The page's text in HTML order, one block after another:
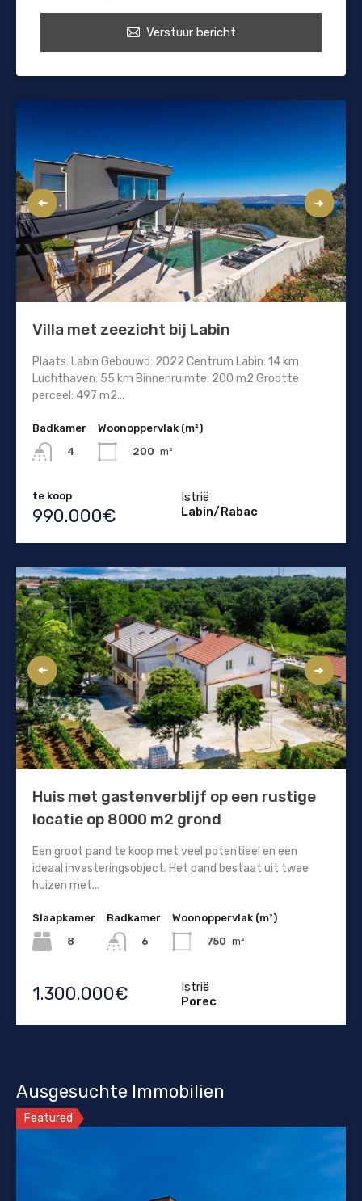
Verstuur bericht
Villa met zeezicht bij Labin
Plaats: Labin Gebouwd: 2022 Centrum Labin: 14 km
Luchthaven: 55 km Binnenruimte: 200 m2 Grootte
perceel: 497 m2...
Badkamer
4
Woonoppervlak (m²)
200 m²
te koop
990.000€
Istrië
Labin/Rabac
Huis met gastenverblijf op een rustige
locatie op 8000 m2 grond
Een groot pand te koop met veel potentieel en een
ideaal investeringsobject. Het pand bestaat uit twee
huizen met...
Slaapkamer
8
Badkamer
6
Woonoppervlak (m²)
750 m²
1.300.000€
Istrië
Porec
Ausgesuchte Immobilien
Featured